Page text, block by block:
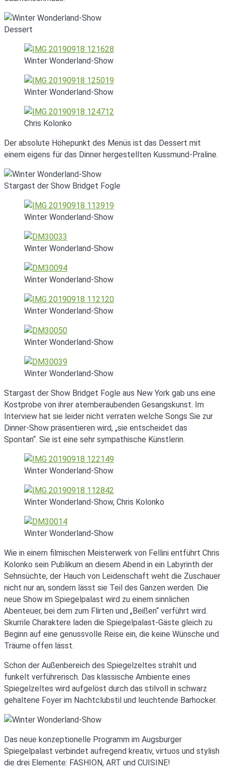
Dessert
Winter Wonderland-Show
Winter Wonderland-Show
Chris Kolonko
Der absolute Höhepunkt des Menüs ist das Dessert mit
einem eigens für das Dinner hergestellten Kussmund-Praline.
Stargast der Show Bridget Fogle
Winter Wonderland-Show
Winter Wonderland-Show
Winter Wonderland-Show
Winter Wonderland-Show
Winter Wonderland-Show
Winter Wonderland-Show
Stargast der Show Bridget Fogle aus New York gab uns eine
Kostprobe von ihrer atemberaubenden Gesangskunst. Im
Interview hat sie leider nicht verraten welche Songs Sie zur
Dinner-Show präsentieren wird, „sie entscheidet das
Spontan“. Sie ist eine sehr sympathische Künstlerin.
Winter Wonderland-Show
Winter Wonderland-Show, Chris Kolonko
Winter Wonderland-Show
Wie in einem filmischen Meisterwerk von Fellini entführt Chris
Kolonko sein Publikum an diesem Abend in ein Labyrinth der
Sehnsüchte, der Hauch von Leidenschaft weht die Zuschauer
nicht nur an, sondern lässt sie Teil des Ganzen werden. Die
neue Show im Spiegelpalast wird zu einem sinnlichen
Abenteuer, bei dem zum Flirten und „Beißen“ verführt wird.
Skurrile Charaktere laden die Spiegelpalast-Gäste gleich zu
Beginn auf eine genussvolle Reise ein, die keine Wünsche und
Träume offen lässt.
Schon der Außenbereich des Spiegelzeltes strahlt und
funkelt verführerisch. Das klassische Ambiente eines
Spiegelzeltes wird aufgelöst durch das stilvoll in schwarz
gehaltene Foyer im Nachtclubstil und leuchtende Barhocker.
Das neue konzeptionelle Programm im Augsburger
Spiegelpalast verbindet aufregend kreativ, virtuos und stylish
die drei Elemente: FASHION, ART und CUISINE!